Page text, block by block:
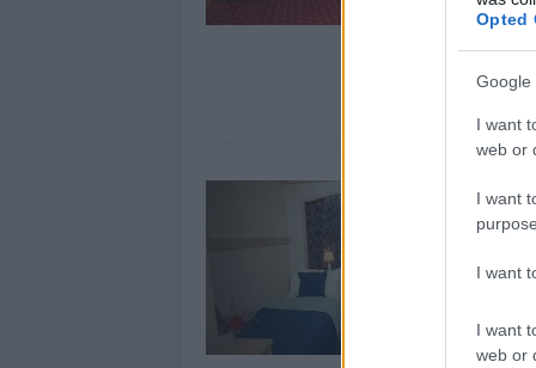
Opted
Google
I want
web or
I want
I want
I want
web or